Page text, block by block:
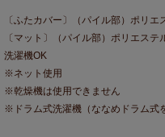
〔ふたカバー〕（パイル部）ポリエ
〔マット〕（パイル部）ポリエステ
洗濯機OK
※ネット使用
※乾燥機は使用できません
※ドラム式洗濯機（ななめドラム式